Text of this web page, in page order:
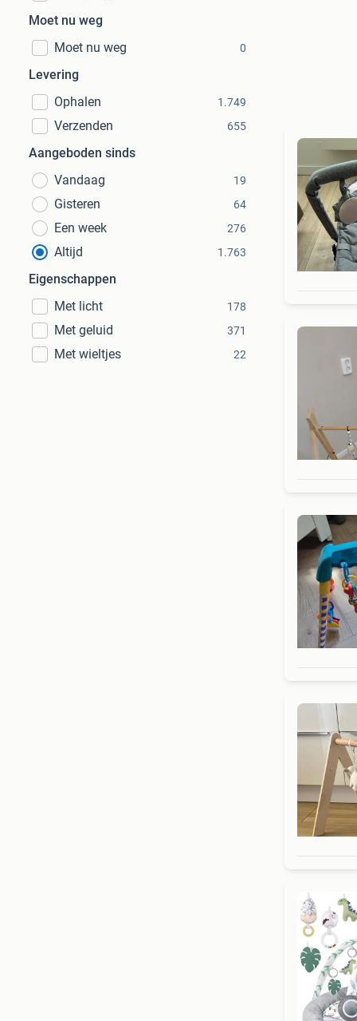
Moet nu weg
Moet nu weg
0
Levering
Ophalen
1.749
Verzenden 655
Aangeboden sinds
Vandaag
19
Gisteren 64
Een week 276
Altijd 1.763
Eigenschappen
Met licht
178
Met geluid 371
Met wieltjes 22